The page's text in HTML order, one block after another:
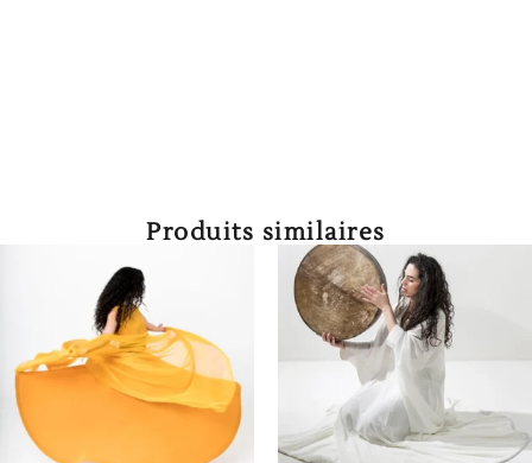
Produits similaires